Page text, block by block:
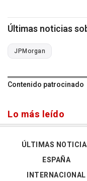
Últimas noticias
JPMorgan
Contenido patrocinado
Lo más leído
ÚLTIMAS
ESPAÑA
INTERNACIONAL